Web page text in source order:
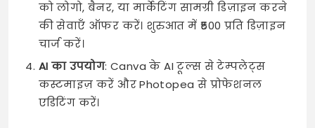
को लोगो, बैनर, या मार्केटिंग सामग्री डिज़ाइन करने
की सेवाएँ ऑफर करें। शुरुआत में ₹500 प्रति डिज़ाइन
चार्ज करें।
AI का उपयोग: Canva के AI टूल्स से टेम्पलेट्स
कस्टमाइज़ करें और Photopea से प्रोफेशनल
एडिटिंग करें।